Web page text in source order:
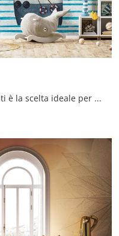
La Carta da parati è la scelta ideale per arricchire i tuoi locali! Ultima un'atmosfera moderna con il modello The Boats di Instabilelab.